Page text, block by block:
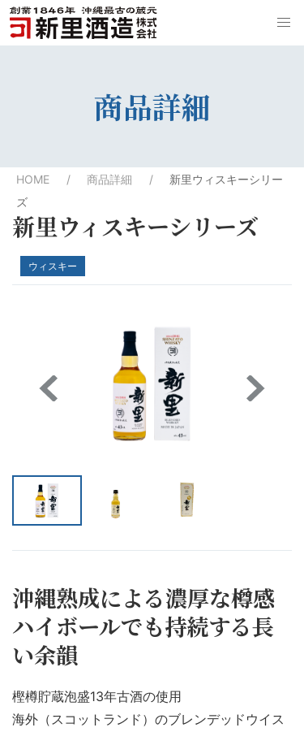
商品詳細
HOME 商品詳細
新里ウィスキーシリー
ズ
新里ウィスキーシリーズ
ウィスキー
沖縄熟成による濃厚な樽感
ハイボールでも持続する長
い余韻
樫樽貯蔵泡盛13年古酒の使用
海外（スコットランド）のブレンデッドウイス